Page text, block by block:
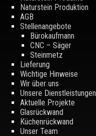
Naturstein Produktion
AGB
Stellenangebote
Bürokaufmann
CNC – Säger
Steinmetz
Lieferung
Wichtige Hinweise
Wir über uns
Unsere Dienstleistungen
Aktuelle Projekte
Glasrückwand
Küchenrückwand
Unser Team